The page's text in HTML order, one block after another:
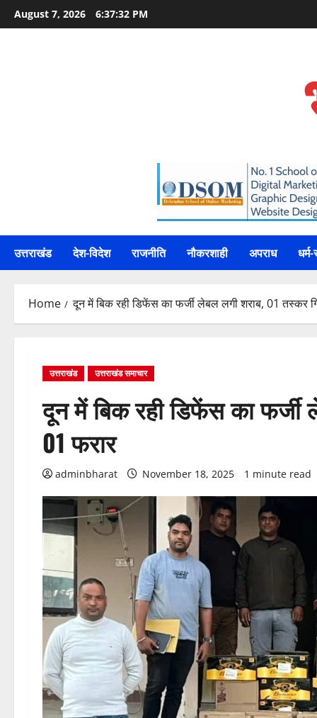
Skip
to
August 7, 2026 6:37:34 PM
उत्तराखंड देश-विदेश राजनीति नौकरशाही अपराध
Home दून में बिक रही डिफेंस का फर्जी लेबल लगी शराब, 01 तस्कर
उत्तराखंड उत्तराखंड समाचार
दून में बिक रही डिफेंस का फर्जी
01 फरार
adminbharat November 18, 2025 1 minute read